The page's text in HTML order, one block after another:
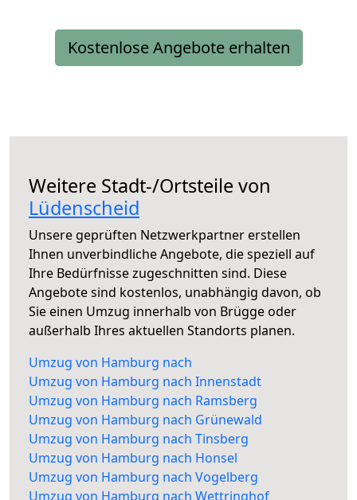
Kostenlose Angebote erhalten
Weitere Stadt-/Ortsteile von
Lüdenscheid
Unsere geprüften Netzwerkpartner erstellen
Ihnen unverbindliche Angebote, die speziell auf
Ihre Bedürfnisse zugeschnitten sind. Diese
Angebote sind kostenlos, unabhängig davon, ob
Sie einen Umzug innerhalb von Brügge oder
außerhalb Ihres aktuellen Standorts planen.
Umzug von Hamburg nach
Umzug von Hamburg nach Innenstadt
Umzug von Hamburg nach Ramsberg
Umzug von Hamburg nach Grünewald
Umzug von Hamburg nach Tinsberg
Umzug von Hamburg nach Honsel
Umzug von Hamburg nach Vogelberg
Umzug von Hamburg nach Wettringhof